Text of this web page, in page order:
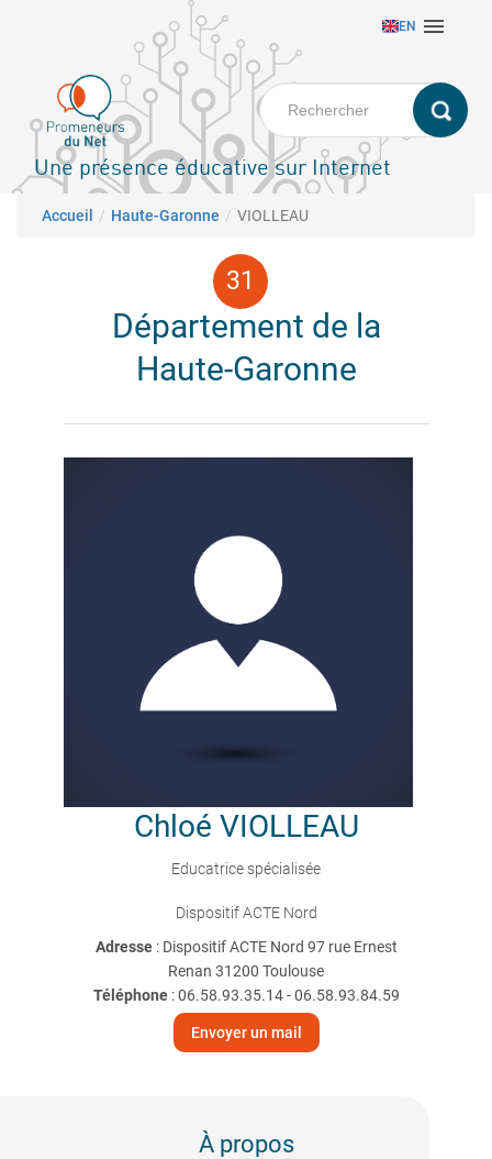
principal
EN 
Une présence éducative sur Internet
Fil d'Ariane
Accueil Haute-Garonne VIOLLEAU
Département de la
Haute-Garonne
Chloé VIOLLEAU
Educatrice spécialisée
Dispositif ACTE Nord
Adresse : Dispositif ACTE Nord 97 rue Ernest
Renan 31200 Toulouse
Téléphone:06.58.93.35.14 - 06.58.93.84.59
Envoyer un mail
À propos